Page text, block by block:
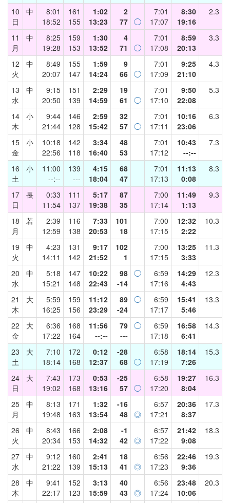
10
日
中
8:01
18:52
161
155
1:02
13:23
2
77 ◯
7:01
17:07
8:30
19:16
2.3
11
月
中
8:25
19:28
159
153
1:30
13:52
4
71
◯
7:01
17:08
8:59
20:13
3.3
12
火
中
8:49
20:07
155
147
1:59
14:24
9
66 ◯
7:01
17:09
9:25
21:10
4.3
13
水
中
9:15
20:50
151
139
2:29
14:59
19
61
◯
7:01
17:10
9:50
22:08
5.3
14
木
小
9:44
21:44
146
128
2:59
15:42
32
57 ◯
7:01
17:11
10:16
23:06
6.3
15
金
小
10:18
22:56
142
118
3:34
16:40
48
53
7:01
17:12
10:43
--:--
7.3
16
土
小
11:00
--:--
139
---
4:15
18:04
68
47
7:01
17:13
11:13
0:08
8.3
17
日
長
0:33
11:54
111
137
5:17
19:38
87
35
7:00
17:14
11:49
1:13
9.3
18
月
若
2:39
12:59
116
138
7:33
20:53
101
18
7:00
17:15
12:32
2:22
10.3
19
火
中
4:23
14:11
131
142
9:17
21:52
102
1
7:00
17:15
13:25
3:33
11.3
20
水
中
5:18
15:21
147
148
10:22
22:43
98
-14
◯
6:59
17:16
14:29
4:43
12.3
21
木
大
5:59
16:25
159
156
11:12
23:29
89
-24
◯
6:59
17:17
15:41
5:46
13.3
22
金
大
6:36
17:22
168
164
11:56
--:--
79
---
◯
6:59
17:18
16:58
6:41
14.3
23
土
大
7:10
18:14
172
168
0:12
12:37
-28
68 ◯
6:58
17:19
18:14
7:26
15.3
24
日
大
7:43
19:02
173
168
0:53
13:16
-25
57 ◯
6:58
17:20
19:27
8:04
16.3
25
月
中
8:13
19:48
171
163
1:32
13:54
-16
48 ◎
6:57
17:21
20:36
8:37
17.3
26
火
中
8:43
20:34
166
153
2:08
14:32
-1
42 ◎
6:57
17:22
21:42
9:08
18.3
27
水
中
9:12
21:22
160
139
2:41
15:13
18
41
◎
6:56
17:23
22:46
9:36
19.3
28
木
中
9:41
22:17
152
123
3:13
15:59
40
43 ◎
6:56
17:24
23:48
10:06
20.3